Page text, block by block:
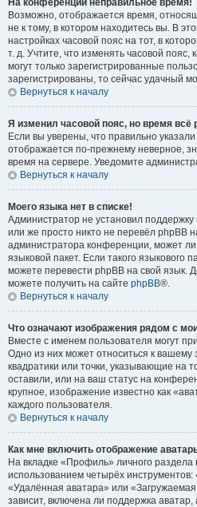
На конференции неправильное время!
Возможно, отображается время,
не к тому, в котором находитесь вы. В
настройках часовой пояс на тот, в
т. д. Учтите, что изменять часовой пояс,
могут только зарегистрированные
зарегистрированы, то сейчас удачный
Вернуться к началу
Я изменил часовой пояс, но время всё
Если вы уверены, что правильно
отображается по-прежнему неверное,
время на сервере. Уведомите
Вернуться к началу
Моего языка нет в списке!
Администратор не установил
или же просто никто не перевёл phpBB
администратора конференции, может
языковой пакет. Если такого языкового
можете перевести phpBB на свой
можете получить на сайте phpBB®.
Вернуться к началу
Что означают изображения рядом с
Вместе с именем пользователя могут
Одно из них может относиться к вашему
квадратики или точки, указывающие на
оставили, или на ваш статус на
крупное, изображение известно как
каждого пользователя.
Вернуться к началу
Как мне включить отображение
На вкладке «Профиль» личного
использованием четырёх
«Удалённая аватара» или
зависит, включена ли поддержка аватар,